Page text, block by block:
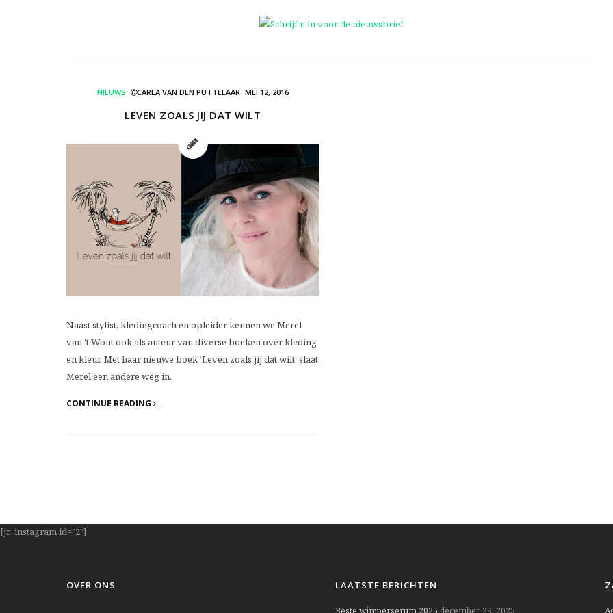
NIEUWS CARLA VAN DEN PUTTELAAR MEI 12, 2016
LEVEN ZOALS JIJ DAT WILT
Naast stylist, kledingcoach en opleider kennen we Merel
van ’t Wout ook als auteur van diverse boeken over kleding
en kleur. Met haar nieuwe boek ‘Leven zoals jij dat wilt’ slaat
Merel een andere weg in.
CONTINUE READING
[jr_instagram id="2"]
OVER ONS LAATSTE BERICHTEN